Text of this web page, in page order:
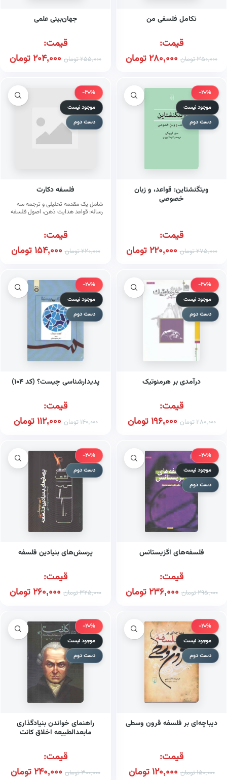
تکامل فلسفی من
قیمت:
350,000تومان 280,000تومان
جهان‌بینی علمی
قیمت:
255,000تومان 204,000تومان
-20%
موجود نیست
دست دوم
ویتگنشتاین: قواعد، و زبان
خصوصی
قیمت:
275,000تومان 220,000تومان
-30%
موجود نیست
دست دوم
فلسفه دکارت
شامل یک مقدمه تحلیلی و ترجمه سه
رساله: قواعد هدایت ذهن، اصول فلسفه
قیمت:
220,000تومان 154,000تومان
-30%
موجود نیست
دست دوم
درآمدی بر هرمنوتیک
قیمت:
280,000تومان 196,000تومان
-20%
موجود نیست
دست دوم
پدیدارشناسی چیست؟ (کد ۱۰۴)
قیمت:
140,000تومان 112,000تومان
-20%
موجود نیست
دست دوم
فلسفه‌های اگزیستانس
قیمت:
295,000تومان 236,000تومان
-20%
دست دوم
پرسش‌های بنیادین فلسفه
قیمت:
325,000تومان 260,000تومان
-20%
موجود نیست
دست دوم
دیباچه‌ای بر فلسفه قرون وسطی
قیمت:
150,000تومان 120,000تومان
-20%
موجود نیست
دست دوم
راهنمای خواندن بنیادگذاری
مابعدالطبیعه اخلاق کانت
قیمت:
300,000تومان 240,000تومان